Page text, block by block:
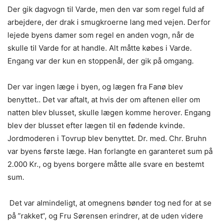
Der gik dagvogn til Varde, men den var som regel fuld af
arbejdere, der drak i smugkroerne lang med vejen. Derfor
lejede byens damer som regel en anden vogn, når de
skulle til Varde for at handle. Alt måtte købes i Varde.
Engang var der kun en stoppenål, der gik på omgang.
Der var ingen læge i byen, og lægen fra Fanø blev
benyttet.. Det var aftalt, at hvis der om aftenen eller om
natten blev blusset, skulle lægen komme herover. Engang
blev der blusset efter lægen til en fødende kvinde.
Jordmoderen i Tovrup blev benyttet. Dr. med. Chr. Bruhn
var byens første læge. Han forlangte en garanteret sum på
2.000 Kr., og byens borgere måtte alle svare en bestemt
sum.
Det var almindeligt, at omegnens bønder tog ned for at se
på ”rakket“, og Fru Sørensen erindrer, at de uden videre